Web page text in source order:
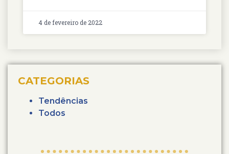
4 de fevereiro de 2022
CATEGORIAS
Tendências
Todos